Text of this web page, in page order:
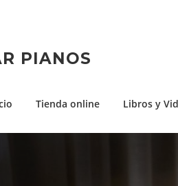
PIANOS
Tienda online Libros y